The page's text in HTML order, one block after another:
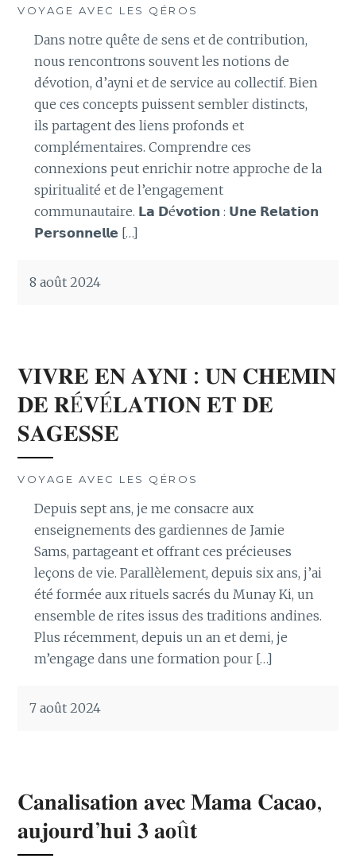
VOYAGE AVEC LES QÉROS
Dans notre quête de sens et de contribution,
nous rencontrons souvent les notions de
dévotion, d’ayni et de service au collectif. Bien
que ces concepts puissent sembler distincts,
ils partagent des liens profonds et
complémentaires. Comprendre ces
connexions peut enrichir notre approche de la
spiritualité et de l’engagement
communautaire. 𝗟𝗮 𝗗é𝘃𝗼𝘁𝗶𝗼𝗻 : 𝗨𝗻𝗲 𝗥𝗲𝗹𝗮𝘁𝗶𝗼𝗻
𝗣𝗲𝗿𝘀𝗼𝗻𝗻𝗲𝗹𝗹𝗲 […]
8 août 2024
𝐕𝐈𝐕𝐑𝐄 𝐄𝐍 𝐀𝐘𝐍𝐈 : 𝐔𝐍 𝐂𝐇𝐄𝐌𝐈𝐍
𝐃𝐄 𝐑É𝐕É𝐋𝐀𝐓𝐈𝐎𝐍 𝐄𝐓 𝐃𝐄
𝐒𝐀𝐆𝐄𝐒𝐒𝐄
VOYAGE AVEC LES QÉROS
Depuis sept ans, je me consacre aux
enseignements des gardiennes de Jamie
Sams, partageant et offrant ces précieuses
leçons de vie. Parallèlement, depuis six ans, j’ai
été formée aux rituels sacrés du Munay Ki, un
ensemble de rites issus des traditions andines.
Plus récemment, depuis un an et demi, je
m’engage dans une formation pour […]
7 août 2024
𝐂𝐚𝐧𝐚𝐥𝐢𝐬𝐚𝐭𝐢𝐨𝐧 𝐚𝐯𝐞𝐜 𝐌𝐚𝐦𝐚 𝐂𝐚𝐜𝐚𝐨,
𝐚𝐮𝐣𝐨𝐮𝐫𝐝’𝐡𝐮𝐢 𝟑 𝐚𝐨û𝐭